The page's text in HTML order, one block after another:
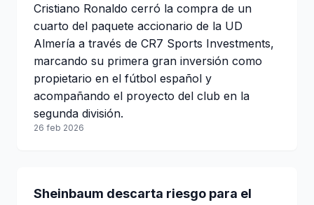
Cristiano Ronaldo cerró la compra de un
cuarto del paquete accionario de la UD
Almería a través de CR7 Sports Investments,
marcando su primera gran inversión como
propietario en el fútbol español y
acompañando el proyecto del club en la
segunda división.
26 feb 2026
Sheinbaum descarta riesgo para el